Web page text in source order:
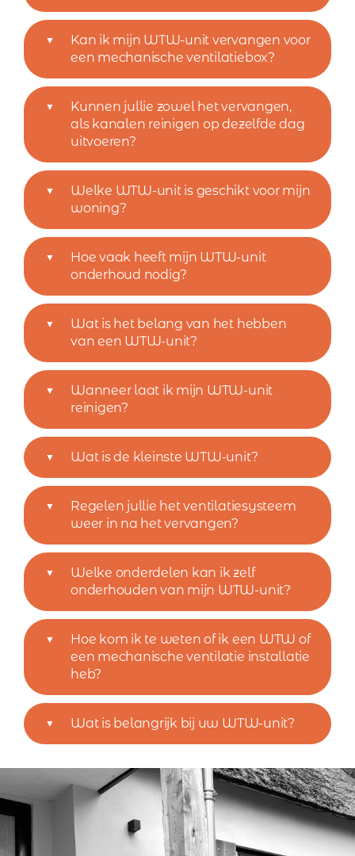
Kan ik mijn WTW-unit vervangen voor
een mechanische ventilatiebox?
Kunnen jullie zowel het vervangen,
als kanalen reinigen op dezelfde dag
uitvoeren?
Welke WTW-unit is geschikt voor mijn
woning?
Hoe vaak heeft mijn WTW-unit
onderhoud nodig?
Wat is het belang van het hebben
van een WTW-unit?
Wanneer laat ik mijn WTW-unit
reinigen?
Wat is de kleinste WTW-unit?
Regelen jullie het ventilatiesysteem
weer in na het vervangen?
Welke onderdelen kan ik zelf
onderhouden van mijn WTW-unit?
Hoe kom ik te weten of ik een WTW of
een mechanische ventilatie installatie
heb?
Wat is belangrijk bij uw WTW-unit?